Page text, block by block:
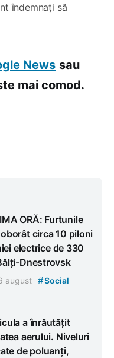
îndemnați să
News sau
mai comod.
ORĂ: Furtunile
circa 10 piloni
electrice de 330
Dnestrovsk
august #Social
a înrăutățit
aerului. Niveluri
de poluanți,